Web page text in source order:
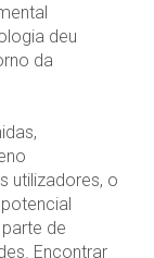
deu
da
utilizadores, o
de
Encontrar